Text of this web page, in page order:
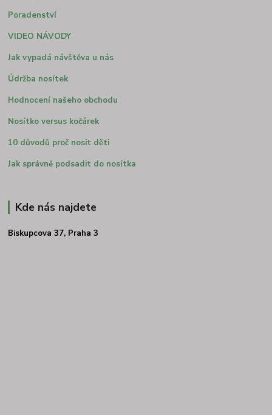
Poradenství
VIDEO NÁVODY
Jak vypadá návštěva u nás
Údržba nosítek
Hodnocení našeho obchodu
Nosítko versus kočárek
10 důvodů proč nosit děti
Jak správně podsadit do nosítka
Kde nás najdete
Biskupcova 37, Praha 3